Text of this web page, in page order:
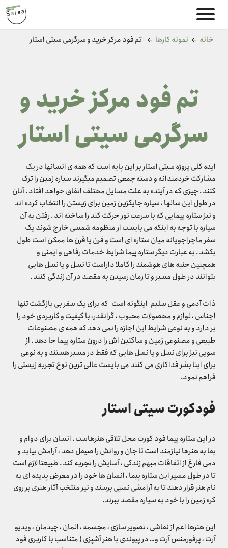
خانه ← نمونه کارها ← تم فود مرکز خرید و سرگرمی سیتی استار
تم فود مرکز خرید و
سرگرمی سیتی استار
ایده کلی پروژه سیتی استار بر این پایه است که همه ی انسانها در یک
مشارکت خردمندانه و دسته جمعی تصمیم میگیرند سیاره زمین را ترک
کنند . چیزی که در آینده به علت مسایل مختلف اتفاق خواهد افتاد . آنان
در طول این سالها ، سیاره جایگزین زمین برای زیستن را انتخاب کرده اند
و نیز ستاره پیمایی که با سرعت نور حرکت کند را ساخته اند . رفتن به آن
سیاره با توجه به اینکه می بایست از منظومه شمسی خارج شوند یک
سفر ماجراجویانه میان ستاره ای است و قرن یا قرن ها ممکن است طول
بکشد . به عبارت دیگر ستاره پیما شرایط خدمات رفاهی و ایمنی و
همچنین جنبه های هوشمند را کاملا داراست تا نسل و یا نسل هایی
بتوانند در طول مسیر و تا زمان رسیدن به مقصد در آن زندگی کنند .
ذات آدمی و عقل سلیم اینگونه است که برای یک سفر بی بازگشت تنها
اجناس ، لوازم و محصولات محبوب ، گرانقدر، با کیفیت و کاربردی خود را
بر دارد و به نوعی شرایط این اجازه را نمی دهد که همه ی مصنوعات
طبیعی و مصنوعی زمین و ساکنین اش را درون ستاره پیما جا دهد . از
سویی نیز برای نسل و یا نسل هایی که فقط در مسیر هستند و به نوعی
برای ابنا بشر فداکاری می کنند می بایست عالی ترین نوع تجربه زیستی را
فراهم نمود.
فودکورت سیتی استار
در این ستاره پیما فود کورت محل تلاقی هنرهاست . انسان برای دوام و
بقا به هنرها نیازمند است تا جان و روانش را صیقل دهد ، آرامش بیابد و
دمی فارغ از اتفاقات مبهم زندگی ، آسایش را تجربه کند . طبیعتا لازم است
تا در طول مسیر این ستاره پیما ، انسان ها خود را در معرض پدیده ای به
نام هنر قرار دهند تا به آرامشی نسبی برسند و نیز منتخب آثار هنری بر روی
کره زمین را با خود به سیاره مقصد ببرند.
این هنرها اعم از نقاشی ، تصویر سازی ، مجسمه ، المان ، چیدمان ، ویدیو
آرت ، پرفورمنس آرت و… در پیوندی با هنر آشپزی ( متناسب با کاربری فود